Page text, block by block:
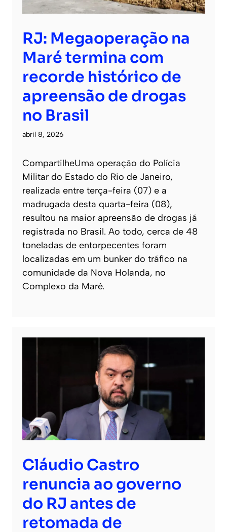
RJ: Megaoperação na
Maré termina com
recorde histórico de
apreensão de drogas
no Brasil
abril 8, 2026
CompartilheUma operação do Polícia
Militar do Estado do Rio de Janeiro,
realizada entre terça-feira (07) e a
madrugada desta quarta-feira (08),
resultou na maior apreensão de drogas já
registrada no Brasil. Ao todo, cerca de 48
toneladas de entorpecentes foram
localizadas em um bunker do tráfico na
comunidade da Nova Holanda, no
Complexo da Maré.
Cláudio Castro
renuncia ao governo
do RJ antes de
retomada de